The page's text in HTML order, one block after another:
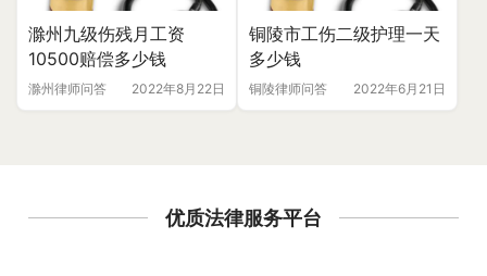
滁州九级伤残月工资
10500赔偿多少钱
滁州律师问答 2022年8月22日
铜陵市工伤二级护理一天
多少钱
铜陵律师问答 2022年6月21日
优质法律服务平台